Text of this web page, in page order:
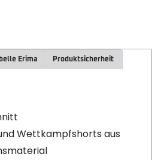
Erima Produktsicherheit
Wettkampfshorts aus